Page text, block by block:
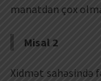
manatdan çox
Misal 2
Xidmət sahəsində